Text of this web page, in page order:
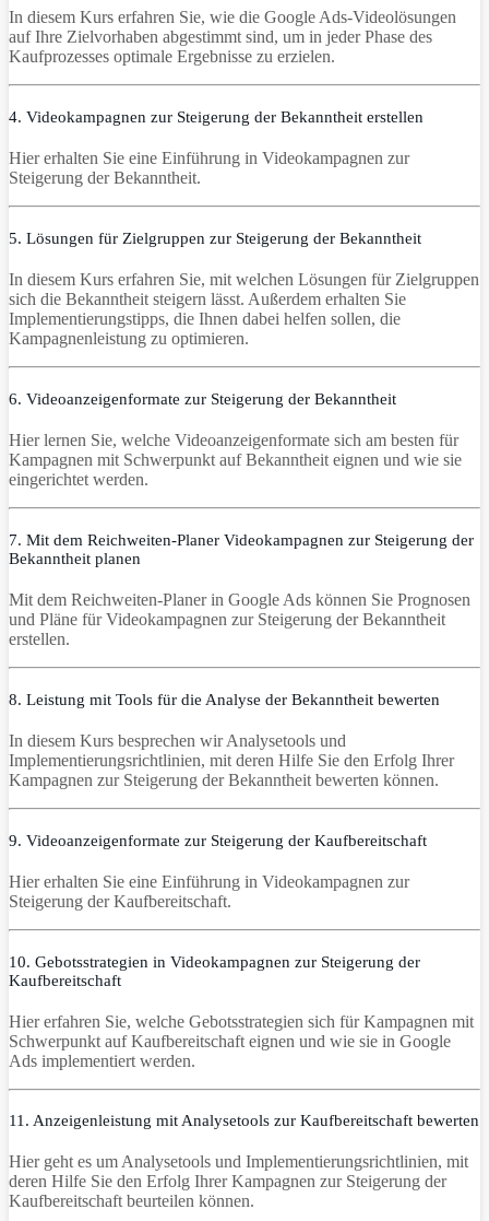
In diesem Kurs erfahren Sie, wie die Google Ads-Videolösungen
auf Ihre Zielvorhaben abgestimmt sind, um in jeder Phase des
Kaufprozesses optimale Ergebnisse zu erzielen.
4. Videokampagnen zur Steigerung der Bekanntheit erstellen
Hier erhalten Sie eine Einführung in Videokampagnen zur
Steigerung der Bekanntheit.
5. Lösungen für Zielgruppen zur Steigerung der Bekanntheit
In diesem Kurs erfahren Sie, mit welchen Lösungen für Zielgruppen
sich die Bekanntheit steigern lässt. Außerdem erhalten Sie
Implementierungstipps, die Ihnen dabei helfen sollen, die
Kampagnenleistung zu optimieren.
6. Videoanzeigenformate zur Steigerung der Bekanntheit
Hier lernen Sie, welche Videoanzeigenformate sich am besten für
Kampagnen mit Schwerpunkt auf Bekanntheit eignen und wie sie
eingerichtet werden.
7. Mit dem Reichweiten-Planer Videokampagnen zur Steigerung der
Bekanntheit planen
Mit dem Reichweiten-Planer in Google Ads können Sie Prognosen
und Pläne für Videokampagnen zur Steigerung der Bekanntheit
erstellen.
8. Leistung mit Tools für die Analyse der Bekanntheit bewerten
In diesem Kurs besprechen wir Analysetools und
Implementierungsrichtlinien, mit deren Hilfe Sie den Erfolg Ihrer
Kampagnen zur Steigerung der Bekanntheit bewerten können.
9. Videoanzeigenformate zur Steigerung der Kaufbereitschaft
Hier erhalten Sie eine Einführung in Videokampagnen zur
Steigerung der Kaufbereitschaft.
10. Gebotsstrategien in Videokampagnen zur Steigerung der
Kaufbereitschaft
Hier erfahren Sie, welche Gebotsstrategien sich für Kampagnen mit
Schwerpunkt auf Kaufbereitschaft eignen und wie sie in Google
Ads implementiert werden.
11. Anzeigenleistung mit Analysetools zur Kaufbereitschaft bewerten
Hier geht es um Analysetools und Implementierungsrichtlinien, mit
deren Hilfe Sie den Erfolg Ihrer Kampagnen zur Steigerung der
Kaufbereitschaft beurteilen können.